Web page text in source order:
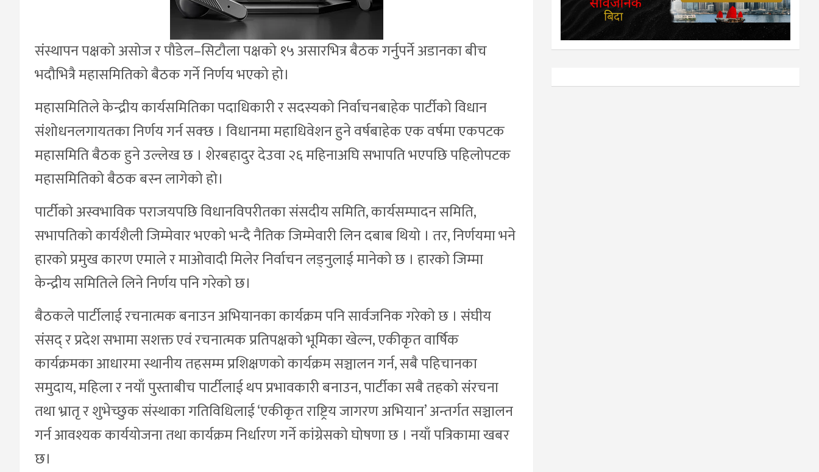
संस्थापन पक्षको असोज र पौडेल–सिटौला पक्षको १५ असारभित्र बैठक गर्नुपर्ने अडानका बीच
भदौभित्रै महासमितिको बैठक गर्ने निर्णय भएको हो।
महासमितिले केन्द्रीय कार्यसमितिका पदाधिकारी र सदस्यको निर्वाचनबाहेक पार्टीको विधान
संशोधनलगायतका निर्णय गर्न सक्छ । विधानमा महाधिवेशन हुने वर्षबाहेक एक वर्षमा एकपटक
महासमिति बैठक हुने उल्लेख छ । शेरबहादुर देउवा २६ महिनाअघि सभापति भएपछि पहिलोपटक
महासमितिको बैठक बस्न लागेको हो।
पार्टीको अस्वभाविक पराजयपछि विधानविपरीतका संसदीय समिति, कार्यसम्पादन समिति,
सभापतिको कार्यशैली जिम्मेवार भएको भन्दै नैतिक जिम्मेवारी लिन दबाब थियो । तर, निर्णयमा भने
हारको प्रमुख कारण एमाले र माओवादी मिलेर निर्वाचन लड्नुलाई मानेको छ । हारको जिम्मा
केन्द्रीय समितिले लिने निर्णय पनि गरेको छ।
बैठकले पार्टीलाई रचनात्मक बनाउन अभियानका कार्यक्रम पनि सार्वजनिक गरेको छ । संघीय
संसद् र प्रदेश सभामा सशक्त एवं रचनात्मक प्रतिपक्षको भूमिका खेल्न, एकीकृत वार्षिक
कार्यक्रमका आधारमा स्थानीय तहसम्म प्रशिक्षणको कार्यक्रम सञ्चालन गर्न, सबै पहिचानका
समुदाय, महिला र नयाँ पुस्ताबीच पार्टीलाई थप प्रभावकारी बनाउन, पार्टीका सबै तहको संरचना
तथा भ्रातृ र शुभेच्छुक संस्थाका गतिविधिलाई ‘एकीकृत राष्ट्रिय जागरण अभियान’ अन्तर्गत सञ्चालन
गर्न आवश्यक कार्ययोजना तथा कार्यक्रम निर्धारण गर्ने कांग्रेसको घोषणा छ । नयाँ पत्रिकामा खबर
छ।